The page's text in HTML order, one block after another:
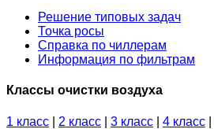
Решение типовых задач
Точка росы
Справка по чиллерам
Информация по фильтрам
Классы очистки воздуха
1 класс 2 класс 3 класс 4 класс